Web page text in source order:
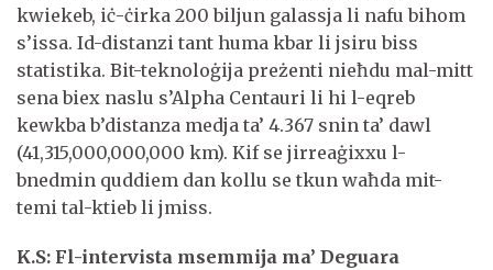
kwiekeb, iċ-ċirka 200 biljun galassja li nafu bihom
s’issa. Id-distanzi tant huma kbar li jsiru biss
statistika. Bit-teknoloġija preżenti nieħdu mal-mitt
sena biex naslu s’Alpha Centauri li hi l-eqreb
kewkba b’distanza medja ta’ 4.367 snin ta’ dawl
(41,315,000,000,000 km). Kif se jirreaġixxu l-
bnedmin quddiem dan kollu se tkun waħda mit-
temi tal-ktieb li jmiss.
K.S: Fl-intervista msemmija ma’ Deguara